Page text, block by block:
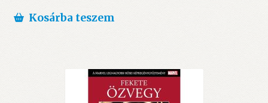
Kosárba teszem